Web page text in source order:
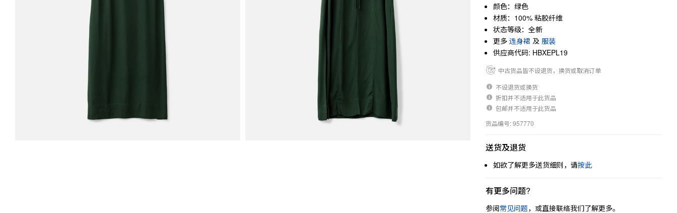
颜色：绿色
材质：100% 粘胶纤维
状态等级：全新
更多 连身裙 及 服装
供应商代码: HBXEPL19
中古货品皆不设退货，换货或取消订单
不设退货或换货
折扣并不适用于此货品
包邮并不适用于此货品
货品编号: 957770
送货及退货
如欲了解更多送货细则，请按此
有更多问题?
参阅常见问题，或直接联络我们了解更多。